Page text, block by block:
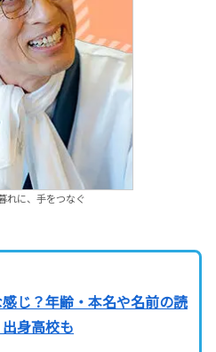
れに、手をつなぐ
じ？年齢・本名や名前の読
身高校も